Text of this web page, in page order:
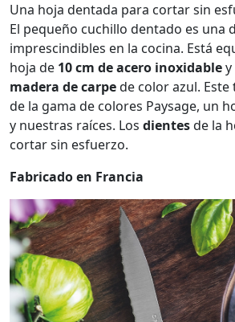
Una hoja dentada para cortar sin
El pequeño cuchillo dentado es una
imprescindibles en la cocina. Está
hoja de 10 cm de acero inoxidable
madera de carpede color azul.
de la gama de colores Paysage, un
y nuestras raíces. Los dientesde la
cortar sin esfuerzo.
Fabricado en Francia